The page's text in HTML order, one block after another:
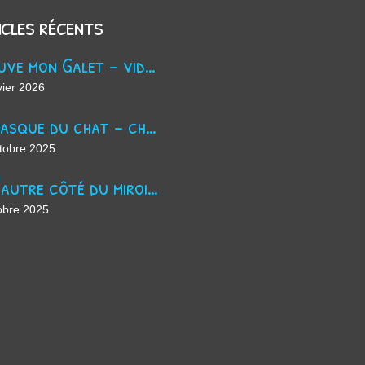
récents
Trouve mon Galet - vidéo Youtube
2026
La masque du chat - chanson d'Halloween
2025
De l'autre côté du miroir - chanson suno ai
2025